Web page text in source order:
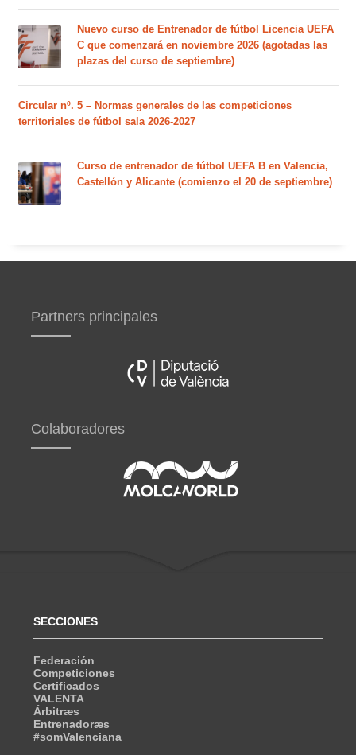
Nuevo curso de Entrenador de fútbol Licencia UEFA
C que comenzará en noviembre 2026 (agotadas las
plazas del curso de septiembre)
Circular nº. 5 – Normas generales de las competiciones
territoriales de fútbol sala 2026-2027
Curso de entrenador de fútbol UEFA B en Valencia,
Castellón y Alicante (comienzo el 20 de septiembre)
Partners principales
Colaboradores
SECCIONES
Federación
Competiciones
Certificados
VALENTA
Árbitræs
Entrenadoræs
#somValenciana